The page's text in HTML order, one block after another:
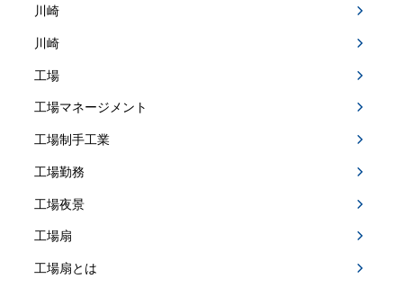
川崎
川崎
工場
工場マネージメント
工場制手工業
工場勤務
工場夜景
工場扇
工場扇とは